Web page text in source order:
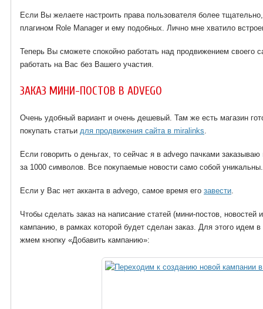
Если Вы желаете настроить права пользователя более
плагином Role Manager и ему подобных. Лично мне хватило
Теперь Вы сможете спокойно работать над продвижением своего
работать на Вас без Вашего участия.
ЗАКАЗ МИНИ-ПОСТОВ В ADVEGO
Очень удобный вариант и очень дешевый. Там же есть магазин
покупать статьи для продвижения сайта в miralinks.
Если говорить о деньгах, то сейчас я в advego пачками
за 1000 символов. Все покупаемые новости само собой уникальны.
Если у Вас нет акканта в advego, самое время его завести.
Чтобы сделать заказ на написание статей (мини-постов,
кампанию, в рамках которой будет сделан заказ. Для этого идем
жмем кнопку «Добавить кампанию»: